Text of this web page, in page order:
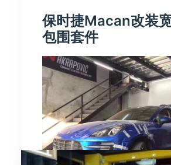
保时捷Macan改装
包围套件